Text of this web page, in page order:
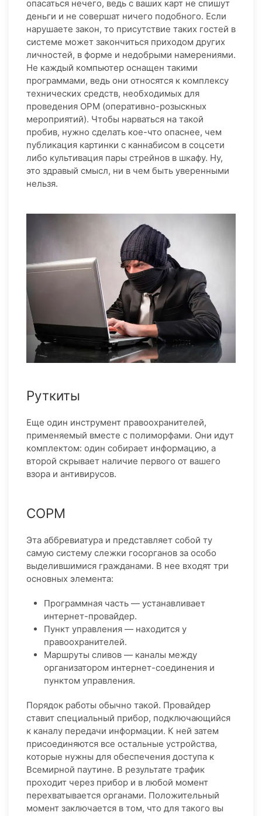
опасаться нечего, ведь с ваших карт не спишут
деньги и не совершат ничего подобного. Если
нарушаете закон, то присутствие таких гостей в
системе может закончиться приходом других
личностей, в форме и недобрыми намерениями.
Не каждый компьютер оснащен такими
программами, ведь они относятся к комплексу
технических средств, необходимых для
проведения ОРМ (оперативно-розыскных
мероприятий). Чтобы нарваться на такой
пробив, нужно сделать кое-что опаснее, чем
публикация картинки с каннабисом в соцсети
либо культивация пары стрейнов в шкафу. Ну,
это здравый смысл, ни в чем быть уверенными
нельзя.
Руткиты
Еще один инструмент правоохранителей,
применяемый вместе с полиморфами. Они идут
комплектом: один собирает информацию, а
второй скрывает наличие первого от вашего
взора и антивирусов.
СОРМ
Эта аббревиатура и представляет собой ту
самую систему слежки госорганов за особо
выделившимися гражданами. В нее входят три
основных элемента:
Программная часть — устанавливает
интернет-провайдер.
Пункт управления — находится у
правоохранителей.
Маршруты сливов — каналы между
организатором интернет-соединения и
пунктом управления.
Порядок работы обычно такой. Провайдер
ставит специальный прибор, подключающийся
к каналу передачи информации. К ней затем
присоединяются все остальные устройства,
которые нужны для обеспечения доступа к
Всемирной паутине. В результате трафик
проходит через прибор и в любой момент
перехватывается органами. Положительный
момент заключается в том, что для такого вы